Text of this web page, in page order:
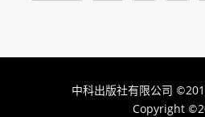
中科出版社有限公司 ©
Copyright ©